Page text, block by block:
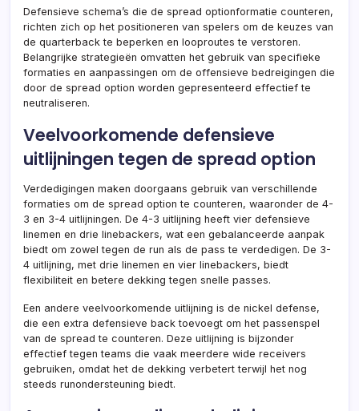
Defensieve schema’s die de spread optionformatie counteren,
richten zich op het positioneren van spelers om de keuzes van
de quarterback te beperken en looproutes te verstoren.
Belangrijke strategieën omvatten het gebruik van specifieke
formaties en aanpassingen om de offensieve bedreigingen die
door de spread option worden gepresenteerd effectief te
neutraliseren.
Veelvoorkomende defensieve
uitlijningen tegen de spread option
Verdedigingen maken doorgaans gebruik van verschillende
formaties om de spread option te counteren, waaronder de 4-
3 en 3-4 uitlijningen. De 4-3 uitlijning heeft vier defensieve
linemen en drie linebackers, wat een gebalanceerde aanpak
biedt om zowel tegen de run als de pass te verdedigen. De 3-
4 uitlijning, met drie linemen en vier linebackers, biedt
flexibiliteit en betere dekking tegen snelle passes.
Een andere veelvoorkomende uitlijning is de nickel defense,
die een extra defensieve back toevoegt om het passenspel
van de spread te counteren. Deze uitlijning is bijzonder
effectief tegen teams die vaak meerdere wide receivers
gebruiken, omdat het de dekking verbetert terwijl het nog
steeds runondersteuning biedt.